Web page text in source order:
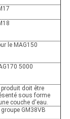
le MAG150
5000
produit doit être
sous forme
couche d'eau.
groupe GM38VB